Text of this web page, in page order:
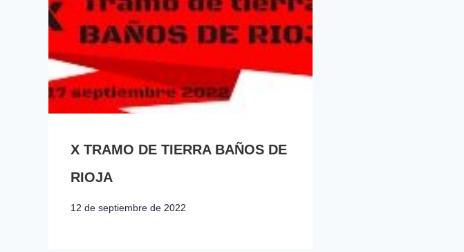
X TRAMO DE TIERRA BAÑOS DE
RIOJA
12 de septiembre de 2022